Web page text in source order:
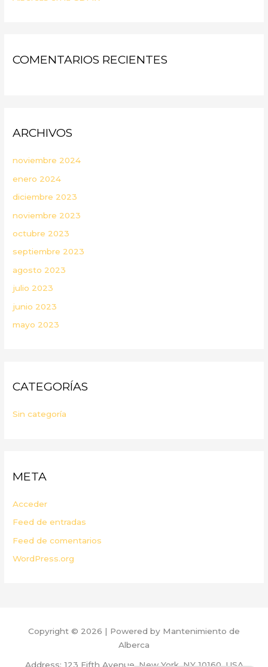
COMENTARIOS RECIENTES
ARCHIVOS
noviembre 2024
enero 2024
diciembre 2023
noviembre 2023
octubre 2023
septiembre 2023
agosto 2023
julio 2023
junio 2023
mayo 2023
CATEGORÍAS
Sin categoría
META
Acceder
Feed de entradas
Feed de comentarios
WordPress.org
Copyright © 2026 | Powered by Mantenimiento de
Alberca
Address: 123 Fifth Avenue, New York, NY 10160, USA